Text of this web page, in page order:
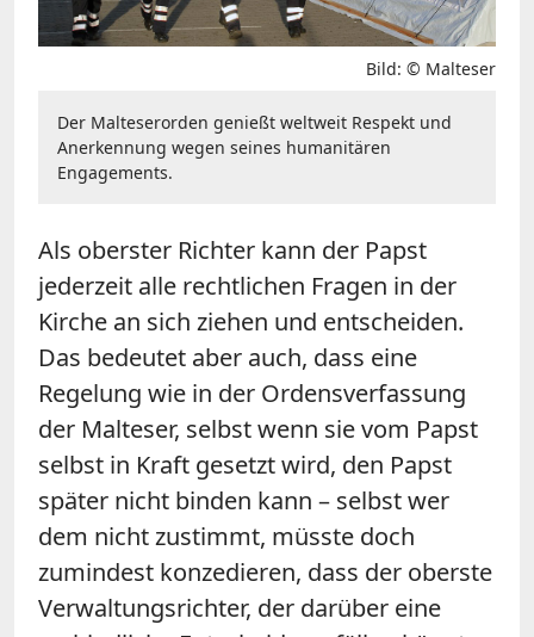
Bild: © Malteser
Der Malteserorden genießt weltweit Respekt und
Anerkennung wegen seines humanitären
Engagements.
Als oberster Richter kann der Papst
jederzeit alle rechtlichen Fragen in der
Kirche an sich ziehen und entscheiden.
Das bedeutet aber auch, dass eine
Regelung wie in der Ordensverfassung
der Malteser, selbst wenn sie vom Papst
selbst in Kraft gesetzt wird, den Papst
später nicht binden kann – selbst wer
dem nicht zustimmt, müsste doch
zumindest konzedieren, dass der oberste
Verwaltungsrichter, der darüber eine